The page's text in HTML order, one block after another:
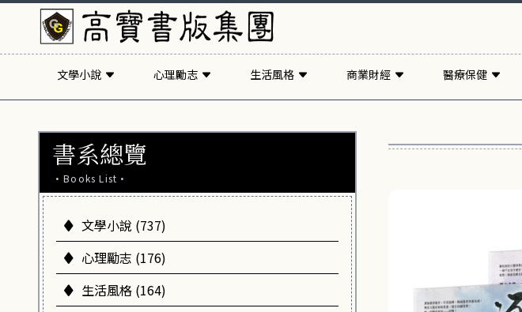
文學小說 心理勵志 生活風格 商業財經 醫療保健
書系總覽
·Books List·
文學小說 (737)
心理勵志 (176)
生活風格 (164)